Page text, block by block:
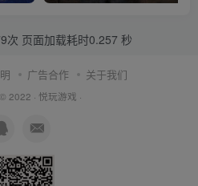
次 页面加载耗时0.257 秒
广告合作 关于我们
2022 · 悦玩游戏 ·